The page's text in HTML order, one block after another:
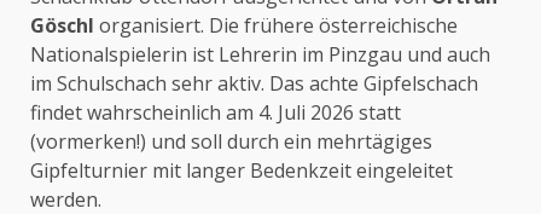
Göschl organisiert. Die frühere österreichische
Nationalspielerin ist Lehrerin im Pinzgau und auch
im Schulschach sehr aktiv. Das achte Gipfelschach
findet wahrscheinlich am 4. Juli 2026 statt
(vormerken!) und soll durch ein mehrtägiges
Gipfelturnier mit langer Bedenkzeit eingeleitet
werden.